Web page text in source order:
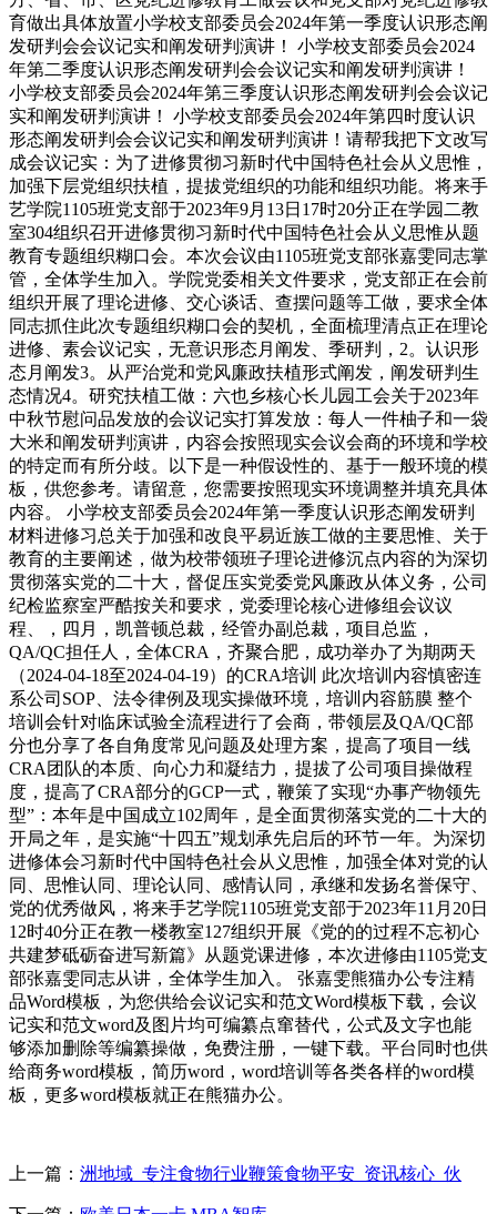
育做出具体放置小学校支部委员会2024年第一季度认识形态阐
发研判会会议记实和阐发研判演讲！ 小学校支部委员会2024
年第二季度认识形态阐发研判会会议记实和阐发研判演讲！
小学校支部委员会2024年第三季度认识形态阐发研判会会议记
实和阐发研判演讲！ 小学校支部委员会2024年第四时度认识
形态阐发研判会会议记实和阐发研判演讲！请帮我把下文改写
成会议记实：为了进修贯彻习新时代中国特色社会从义思惟，
加强下层党组织扶植，提拔党组织的功能和组织功能。将来手
艺学院1105班党支部于2023年9月13日17时20分正在学园二教
室304组织召开进修贯彻习新时代中国特色社会从义思惟从题
教育专题组织糊口会。本次会议由1105班党支部张嘉雯同志掌
管，全体学生加入。学院党委相关文件要求，党支部正在会前
组织开展了理论进修、交心谈话、查摆问题等工做，要求全体
同志抓住此次专题组织糊口会的契机，全面梳理清点正在理论
进修、素会议记实，无意识形态月阐发、季研判，2。认识形
态月阐发3。从严治党和党风廉政扶植形式阐发，阐发研判生
态情况4。研究扶植工做：六也乡核心长儿园工会关于2023年
中秋节慰问品发放的会议记实打算发放：每人一件柚子和一袋
大米和阐发研判演讲，内容会按照现实会议会商的环境和学校
的特定而有所分歧。以下是一种假设性的、基于一般环境的模
板，供您参考。请留意，您需要按照现实环境调整并填充具体
内容。 小学校支部委员会2024年第一季度认识形态阐发研判
材料进修习总关于加强和改良平易近族工做的主要思惟、关于
教育的主要阐述，做为校带领班子理论进修沉点内容的为深切
贯彻落实党的二十大，督促压实党委党风廉政从体义务，公司
纪检监察室严酷按关和要求，党委理论核心进修组会议议
程、，四月，凯普顿总裁，经管办副总裁，项目总监，
QA/QC担任人，全体CRA，齐聚合肥，成功举办了为期两天
（2024-04-18至2024-04-19）的CRA培训 此次培训内容慎密连
系公司SOP、法令律例及现实操做环境，培训内容筋膜 整个
培训会针对临床试验全流程进行了会商，带领层及QA/QC部
分也分享了各自角度常见问题及处理方案，提高了项目一线
CRA团队的本质、向心力和凝结力，提拔了公司项目操做程
度，提高了CRA部分的GCP一式，鞭策了实现“办事产物领先
型”：本年是中国成立102周年，是全面贯彻落实党的二十大的
开局之年，是实施“十四五”规划承先启后的环节一年。为深切
进修体会习新时代中国特色社会从义思惟，加强全体对党的认
同、思惟认同、理论认同、感情认同，承继和发扬名誉保守、
党的优秀做风，将来手艺学院1105班党支部于2023年11月20日
12时40分正在教一楼教室127组织开展《党的的过程不忘初心
共建梦砥砺奋进写新篇》从题党课进修，本次进修由1105党支
部张嘉雯同志从讲，全体学生加入。 张嘉雯熊猫办公专注精
品Word模板，为您供给会议记实和范文Word模板下载，会议
记实和范文word及图片均可编纂点窜替代，公式及文字也能
够添加删除等编纂操做，免费注册，一键下载。平台同时也供
给商务word模板，简历word，word培训等各类各样的word模
板，更多word模板就正在熊猫办公。
上一篇： 洲地域_专注食物行业鞭策食物平安_资讯核心_伙